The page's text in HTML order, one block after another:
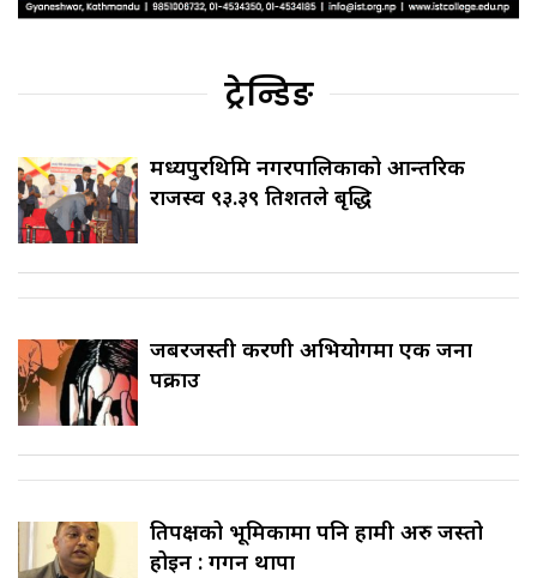
ट्रेन्डिङ
मध्यपुरथिमि नगरपालिकाको आन्तरिक
राजस्व ९३.३९ प्रतिशतले बृद्धि
जबरजस्ती करणी अभियोगमा एक जना
पक्राउ
प्रतिपक्षको भूमिकामा पनि हामी अरु जस्तो
होइन : गगन थापा